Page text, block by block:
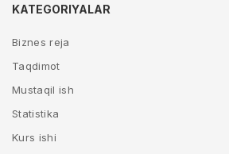
KATEGORIYALAR
Biznes reja
Taqdimot
Mustaqil ish
Statistika
Kurs ishi